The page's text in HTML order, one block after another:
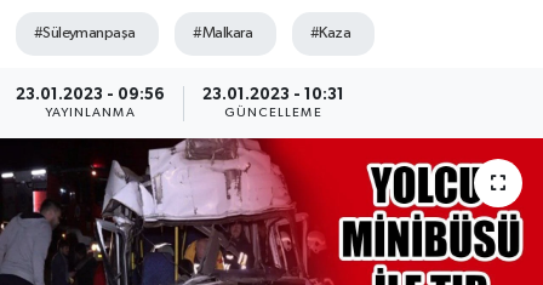
#Süleymanpaşa #Malkara #Kaza
23.01.2023 - 09:56
YAYINLANMA
23.01.2023 - 10:31
GÜNCELLEME
Tekirdağ
Ekonomi
Teknoloji
Yaşam
Haber Arşivi